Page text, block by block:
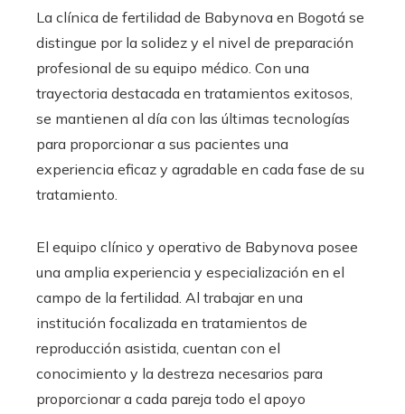
La clínica de fertilidad de Babynova en Bogotá se
distingue por la solidez y el nivel de preparación
profesional de su equipo médico. Con una
trayectoria destacada en tratamientos exitosos,
se mantienen al día con las últimas tecnologías
para proporcionar a sus pacientes una
experiencia eficaz y agradable en cada fase de su
tratamiento.
El equipo clínico y operativo de Babynova posee
una amplia experiencia y especialización en el
campo de la fertilidad. Al trabajar en una
institución focalizada en tratamientos de
reproducción asistida, cuentan con el
conocimiento y la destreza necesarios para
proporcionar a cada pareja todo el apoyo